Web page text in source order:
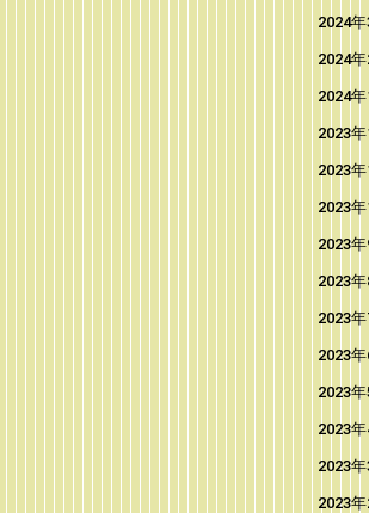
2024年
2024年
2024年
2023年
2023年
2023年
2023年
2023年
2023年
2023年
2023年
2023年
2023年
2023年